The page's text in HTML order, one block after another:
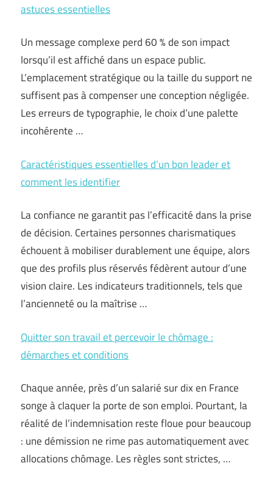
astuces essentielles
Un message complexe perd 60 % de son impact
lorsqu’il est affiché dans un espace public.
L’emplacement stratégique ou la taille du support ne
suffisent pas à compenser une conception négligée.
Les erreurs de typographie, le choix d’une palette
incohérente …
Caractéristiques essentielles d’un bon leader et
comment les identifier
La confiance ne garantit pas l’efficacité dans la prise
de décision. Certaines personnes charismatiques
échouent à mobiliser durablement une équipe, alors
que des profils plus réservés fédèrent autour d’une
vision claire. Les indicateurs traditionnels, tels que
l’ancienneté ou la maîtrise …
Quitter son travail et percevoir le chômage :
démarches et conditions
Chaque année, près d’un salarié sur dix en France
songe à claquer la porte de son emploi. Pourtant, la
réalité de l’indemnisation reste floue pour beaucoup
: une démission ne rime pas automatiquement avec
allocations chômage. Les règles sont strictes, …